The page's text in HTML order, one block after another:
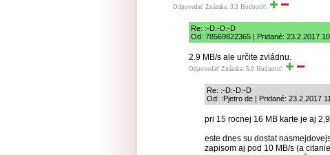
Odpovedať Známka: 3.3 Hodnotiť:
Re: :-D:-D:-D
Od: 78569822365 | Pridané: 23.2.2017
2.9 MB/s ale určite zvládnu.
Odpovedať Známka: 5.0 Hodnotiť:
Re: :-D:-D:-D
Od: :Pjetro de | Pridané: 23.2.2017
pri 15 rocnej 16 MB karte je aj
este dnes su dostat
zapisom aj pod 10 MB/s (a